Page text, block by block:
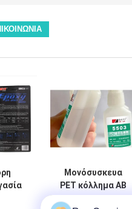
Μονόσυσκευα
PET κόλλημα AB
Εποξική κόλλα με